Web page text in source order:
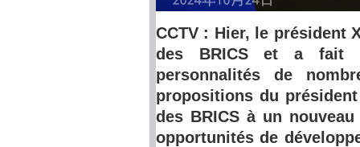
CCTV : Hier, le président
des BRICS et a fait
personnalités de
propositions du
des BRICS à un
opportunités de